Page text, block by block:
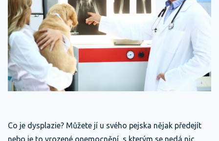
Co je dysplazie? Můžete jí u svého pejska nějak předejít
nebo je to vrozené onemocnění, s kterým se nedá nic